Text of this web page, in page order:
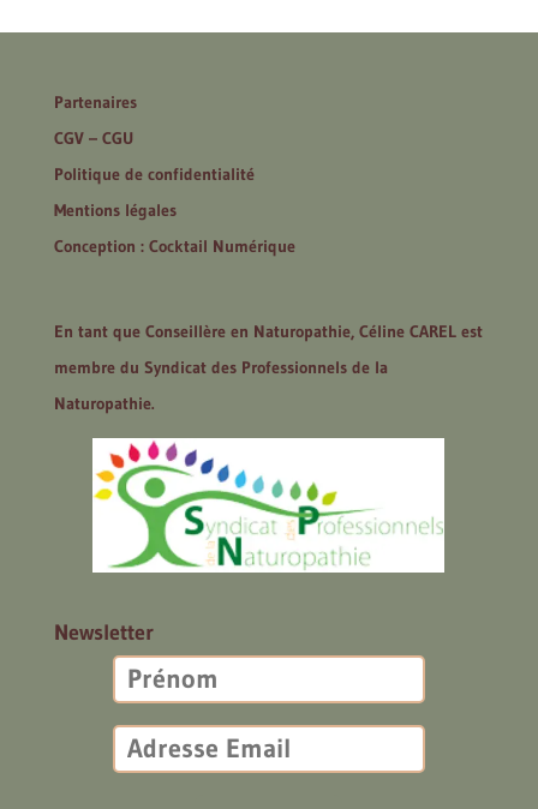
Partenaires
CGV – CGU
Politique de confidentialité
Mentions légales
Conception : Cocktail Numérique
En tant que Conseillère en Naturopathie, Céline CAREL est
membre du Syndicat des Professionnels de la
Naturopathie.
Newsletter